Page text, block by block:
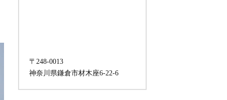
〒248-0013
神奈川県鎌倉市材木座6-22-6